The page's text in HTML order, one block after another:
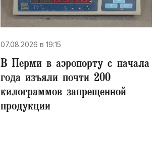
07.08.2026 в 19:15
В Перми в аэропорту с начала
года изъяли почти 200
килограммов запрещенной
продукции